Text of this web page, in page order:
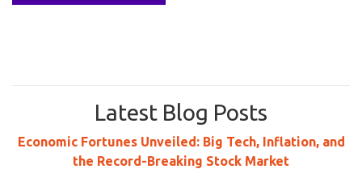
Latest Blog Posts
Economic Fortunes Unveiled: Big Tech, Inflation, and
the Record-Breaking Stock Market